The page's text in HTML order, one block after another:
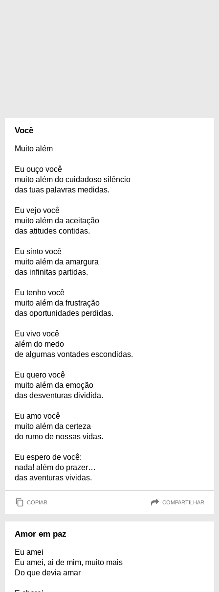
Você
Muito além
Eu ouço você
muito além do cuidadoso silêncio
das tuas palavras medidas.
Eu vejo você
muito além da aceitação
das atitudes contidas.
Eu sinto você
muito além da amargura
das infinitas partidas.
Eu tenho você
muito além da frustração
das oportunidades perdidas.
Eu vivo você
além do medo
de algumas vontades escondidas.
Eu quero você
muito além da emoção
das desventuras dividida.
Eu amo você
muito além da certeza
do rumo de nossas vidas.
Eu espero de você:
nada! além do prazer…
das aventuras vividas.
COPIAR COMPARTILHAR
Amor em paz
Eu amei
Eu amei, ai de mim, muito mais
Do que devia amar